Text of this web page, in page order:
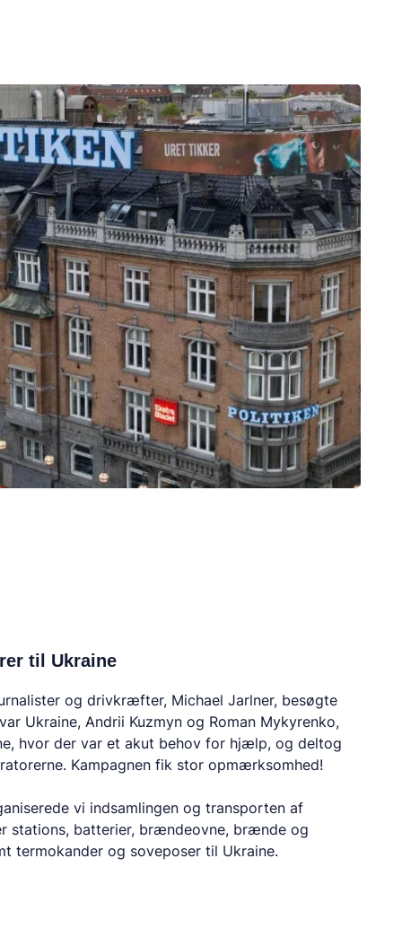
til Ukraine
og drivkræfter, Michael Jarlner, besøgte
Ukraine, Andrii Kuzmyn og Roman Mykyrenko,
hvor der var et akut behov for hjælp, og deltog
Kampagnen fik stor opmærksomhed!
vi indsamlingen og transporten af
stations, batterier, brændeovne, brænde og
termokander og soveposer til Ukraine.